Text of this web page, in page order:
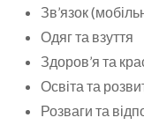
Зв’язок
Одяг та взуття
Здоров’я та
Освіта та
Розваги та